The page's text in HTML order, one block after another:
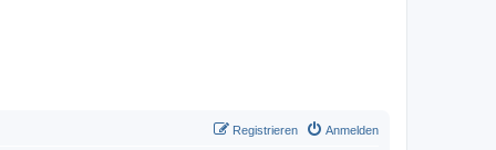
Anmelden
Registrieren